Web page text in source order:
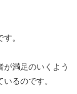
。
が満足のいくよう
るのです。